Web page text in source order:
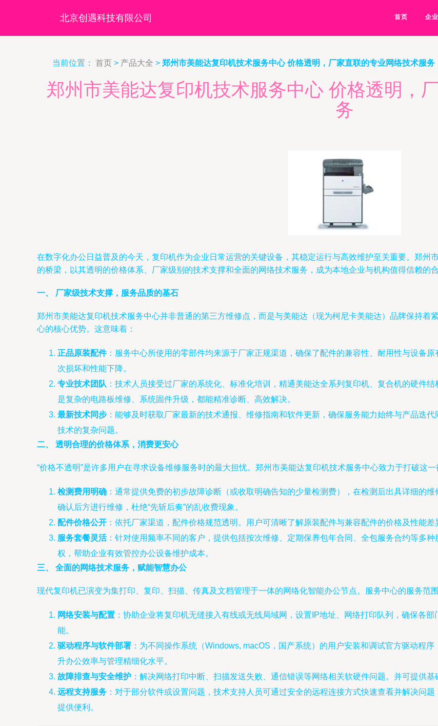
北京创遇科技有限公司 首页 企
当前位置： 首页 > 产品大全 > 郑州市美能达复印机技术服务中心 价格透明，厂家直联的专业网络技术服务
郑州市美能达复印机技术服务中心 价格透明，
务
在数字化办公日益普及的今天，复印机作为企业日常运营的关键设备，其稳定运行与高效维护至关重要。郑州
的桥梁，以其透明的价格体系、厂家级别的技术支撑和全面的网络技术服务，成为本地企业与机构值得信赖的合
一、 厂家级技术支撑，服务品质的基石
郑州市美能达复印机技术服务中心并非普通的第三方维修点，而是与美能达（现为柯尼卡美能达）品牌保持着
心的核心优势。这意味着：
正品原装配件：服务中心所使用的零部件均来源于厂家正规渠道，确保了配件的兼容性、耐用性与设备
次损坏和性能下降。
专业技术团队 ：技术人员接受过厂家的系统化、标准化培训，精通美能达全系列复印机、复合机的硬件
是复杂的电路板维修、系统固件升级，都能精准诊断、高效解决。
最新技术同步 ：能够及时获取厂家最新的技术通报、维修指南和软件更新，确保服务能力始终与产品迭
技术的复杂问题。
二、 透明合理的价格体系，消费更安心
“价格不透明”是许多用户在寻求设备维修服务时的最大担忧。郑州市美能达复印机技术服务中心致力于打破这
检测费用明确 ：通常提供免费的初步故障诊断（或收取明确告知的少量检测费），在检测后出具详细的
确认后方进行维修，杜绝“先斩后奏”的乱收费现象。
配件价格公开 ：依托厂家渠道，配件价格规范透明。用户可清晰了解原装配件与兼容配件的价格及性能差
服务套餐灵活：针对使用频率不同的客户，提供包括按次维修、定期保养包年合同、全包服务合约等多
权，帮助企业有效管控办公设备维护成本。
三、 全面的网络技术服务，赋能智慧办公
现代复印机已演变为集打印、复印、扫描、传真及文档管理于一体的网络化智能办公节点。服务中心的服务范
网络安装与配置 ：协助企业将复印机无缝接入有线或无线局域网，设置IP地址、网络打印队列，确保各
能。
驱动程序与软件部署 ：为不同操作系统（Windows, macOS，国产系统）的用户安装和调试官方驱动程
升办公效率与管理精细化水平。
故障排查与安全维护 ：解决网络打印中断、扫描发送失败、通信错误等网络相关软硬件问题。并可提供
远程支持服务 ：对于部分软件或设置问题，技术支持人员可通过安全的远程连接方式快速查看并解决问
提供便利。